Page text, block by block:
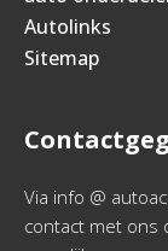
Autolinks
Sitemap
Via info @
contact met ons